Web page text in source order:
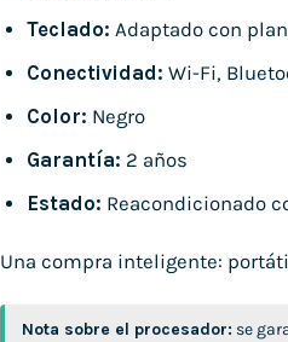
Teclado: Adaptado con
Conectividad: Wi-Fi,
Color: Negro
Garantía: 2 años
Estado: Reacondicionado
Una compra inteligente:
Nota sobre el procesador: se